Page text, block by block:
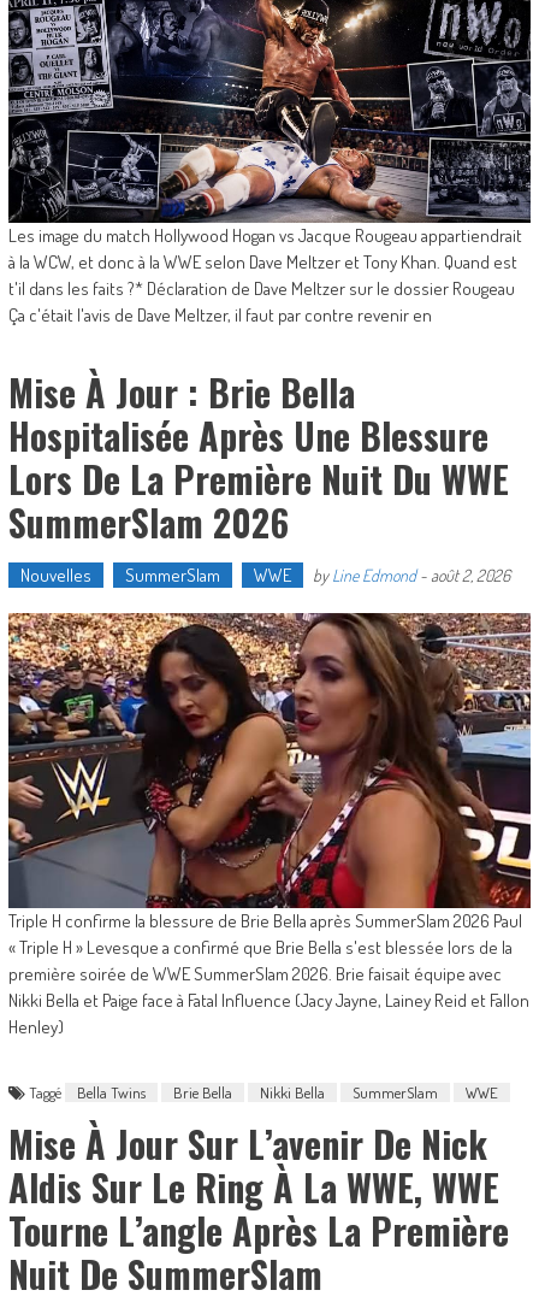
Les image du match Hollywood Hogan vs Jacque Rougeau appartiendrait
à la WCW, et donc à la WWE selon Dave Meltzer et Tony Khan. Quand est
t'il dans les faits ?* Déclaration de Dave Meltzer sur le dossier Rougeau
Ça c'était l'avis de Dave Meltzer, il faut par contre revenir en
Mise À Jour : Brie Bella
Hospitalisée Après Une Blessure
Lors De La Première Nuit Du WWE
SummerSlam 2026
Nouvelles SummerSlam WWE byLine Edmond- août 2, 2026
Triple H confirme la blessure de Brie Bella après SummerSlam 2026 Paul
« Triple H » Levesque a confirmé que Brie Bella s'est blessée lors de la
première soirée de WWE SummerSlam 2026. Brie faisait équipe avec
Nikki Bella et Paige face à Fatal Influence (Jacy Jayne, Lainey Reid et Fallon
Henley)
Taggé Bella Twins Brie Bella Nikki Bella SummerSlam WWE
Mise À Jour Sur L’avenir De Nick
Aldis Sur Le Ring À La WWE, WWE
Tourne L’angle Après La Première
Nuit De SummerSlam